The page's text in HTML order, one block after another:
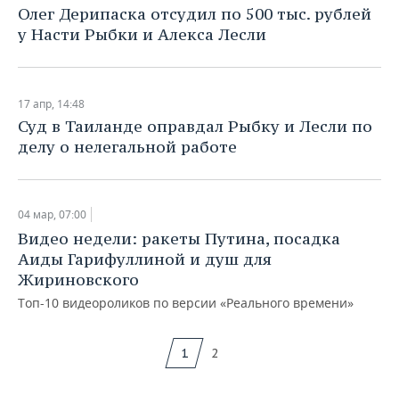
Олег Дерипаска отсудил по 500 тыс. рублей
у Насти Рыбки и Алекса Лесли
17 апр, 14:48
Суд в Таиланде оправдал Рыбку и Лесли по
делу о нелегальной работе
04 мар, 07:00
Видео недели: ракеты Путина, посадка
Аиды Гарифуллиной и душ для
Жириновского
Топ-10 видеороликов по версии «Реального времени»
1 2